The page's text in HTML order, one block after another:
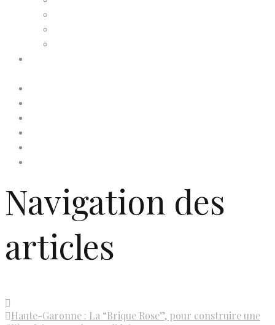
Navigation des
articles
Haute-Garonne : La “Brique Rose”, pour construire une